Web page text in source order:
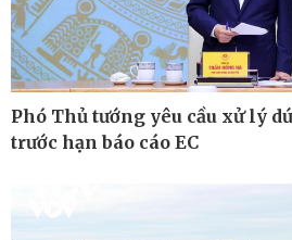
Phó Thủ tướng yêu cầu xử lý
trước hạn báo cáo EC